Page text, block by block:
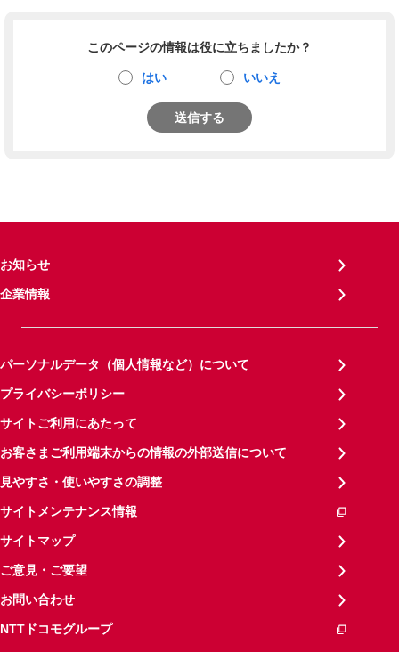
このページの情報は役に立ちましたか？
はい いいえ
送信する
お知らせ
企業情報
パーソナルデータ（個人情報など）について
プライバシーポリシー
サイトご利用にあたって
お客さまご利用端末からの情報の外部送信について
見やすさ・使いやすさの調整
サイトメンテナンス情報
サイトマップ
ご意見・ご要望
お問い合わせ
NTTドコモグループ